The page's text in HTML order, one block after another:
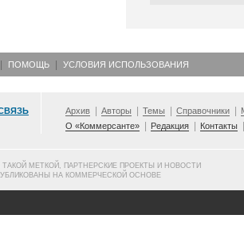
ПОМОЩЬ УСЛОВИЯ ИСПОЛЬЗОВАНИЯ
Архив Авторы Темы Справочники
О «Коммерсанте»
Редакция Контакты
МЕТКОЙ, ПАРТНЕРСКИЕ ПРОЕКТЫ И НОВОСТИ
НА КОММЕРЧЕСКОЙ ОСНОВЕ